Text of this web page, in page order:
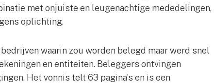
met onjuiste en leugenachtige mededelingen,
oplichting.
waarin zou worden belegd maar werd snel
en entiteiten. Beleggers ontvingen
Het vonnis telt 63 pagina’s en is een